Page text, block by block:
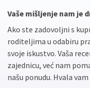
Vaše mišljenje nam je
Ako ste zadovoljni s
roditeljima u odabiru
svoje iskustvo. Vaša
zajednicu, već nam
našu ponudu. Hvala